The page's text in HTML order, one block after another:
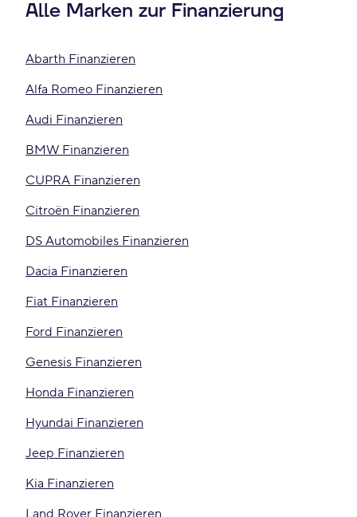
Alle Marken zur Finanzierung
Abarth Finanzieren
Alfa Romeo Finanzieren
Audi Finanzieren
BMW Finanzieren
CUPRA Finanzieren
Citroën Finanzieren
DS Automobiles Finanzieren
Dacia Finanzieren
Fiat Finanzieren
Ford Finanzieren
Genesis Finanzieren
Honda Finanzieren
Hyundai Finanzieren
Jeep Finanzieren
Kia Finanzieren
Land Rover Finanzieren